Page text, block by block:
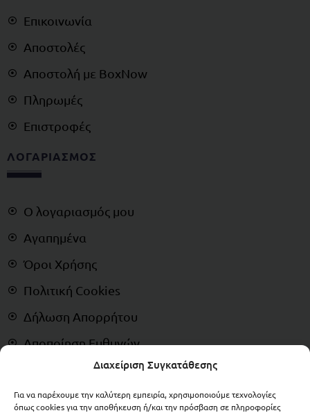
Διαχείριση Συγκατάθεσης
Για να παρέχουμε την καλύτερη εμπειρία, χρησιμοποιούμε τεχνολογίες
όπως cookies για την αποθήκευση ή/και την πρόσβαση σε πληροφορίες
Επικοινωνία
Αποστολές
Αποστολή με BoxNow
Πληρωμές
Επιστροφές
ΛΟΓΑΡΙΑΣΜΟΣ
Ο λογαριασμός μου
Αγαπημένα
Όροι Χρήσης
Πολιτική Cookies
Δήλωση Απορρήτου
Αποποίηση Ευθυνών
Δικαίωμα Υπαναχώρησης
ΠΛΗΡΩΜΕΣ